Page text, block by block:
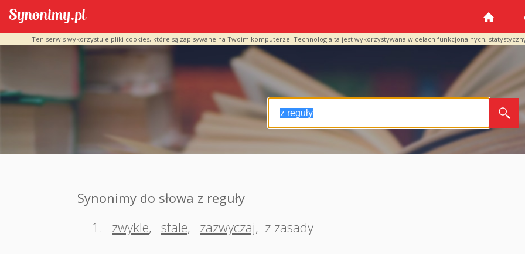
Ten serwis wykorzystuje pliki cookies, które są zapisywane na Twoim komputerze. Technologia ta jest wykorzystywana w celach funkcjonalnych,
Synonimy do słowa z reguły
1.
zwykle, stale, zazwyczaj, z zasady